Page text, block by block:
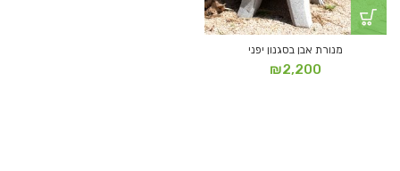
מנורת אבן בסגנון יפני
₪2,200